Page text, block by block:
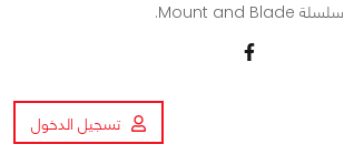
سلسلة Mount and Blade.
تسجيل الدخول